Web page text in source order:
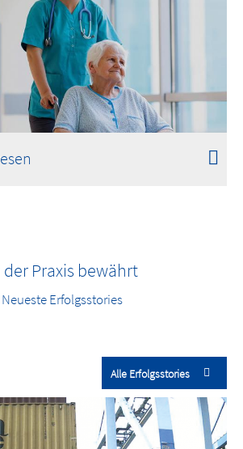
der Praxis bewährt
Neueste Erfolgsstories
Alle Erfolgsstories